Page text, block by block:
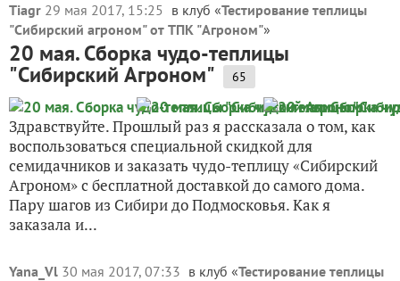
Tiagr 29 мая 2017, 15:25 в клуб «Тестирование теплицы
"Сибирский агроном" от ТПК "Агроном"»
20 мая. Сборка чудо-теплицы
"Сибирский Агроном" 65
Здравствуйте. Прошлый раз я рассказала о том, как
воспользоваться специальной скидкой для
семидачников и заказать чудо-теплицу «Сибирский
Агроном» с бесплатной доставкой до самого дома.
Пару шагов из Сибири до Подмосковья. Как я
заказала и...
Yana_Vl 30 мая 2017, 07:33 в клуб «Тестирование теплицы